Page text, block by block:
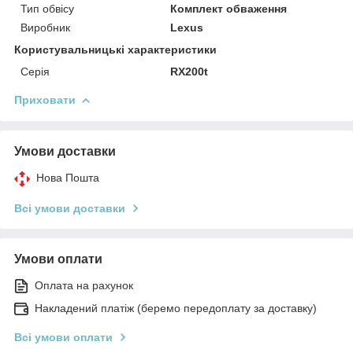
Тип обвісу
Комплект обваження
Виробник
Lexus
Користувальницькі характеристики
Серія
RX200t
Приховати
Умови доставки
Нова Пошта
Всі умови доставки
Умови оплати
Оплата на рахунок
Накладений платіж (беремо передоплату за доставку)
Всі умови оплати